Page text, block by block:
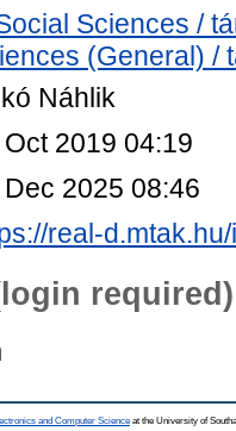
Sciences /
(General) /
Náhlik
2019 04:19
2025 08:46
real-
required)
and Computer Science at the University of